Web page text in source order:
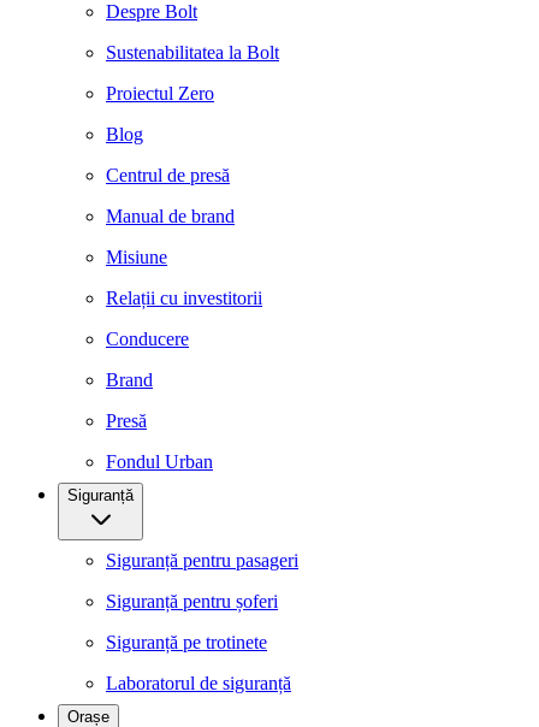
Despre Bolt
Sustenabilitatea la Bolt
Proiectul Zero
Blog
Centrul de presă
Manual de brand
Misiune
Relații cu investitorii
Conducere
Brand
Presă
Fondul Urban
Siguranță
Siguranță pentru pasageri
Siguranță pentru șoferi
Siguranță pe trotinete
Laboratorul de siguranță
Orașe